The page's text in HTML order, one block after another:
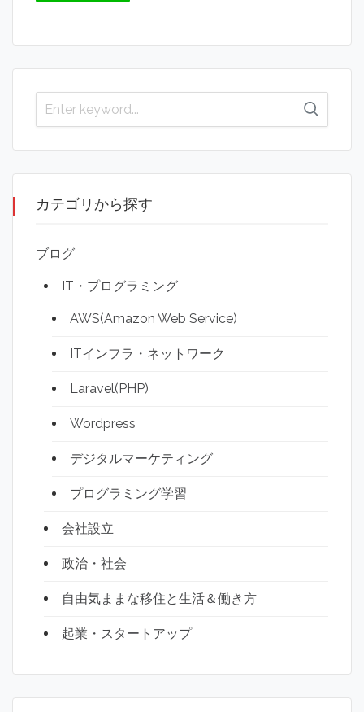
カテゴリから探す
ブログ
IT・プログラミング
AWS(Amazon Web Service)
ITインフラ・ネットワーク
Laravel(PHP)
Wordpress
デジタルマーケティング
プログラミング学習
会社設立
政治・社会
自由気ままな移住と生活＆働き方
起業・スタートアップ